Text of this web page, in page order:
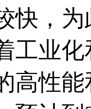
快，
工业
高性